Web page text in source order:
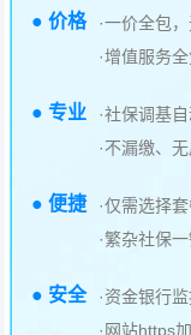
● 价格
·一价全包
·增值服务
● 专业
·社保调基
·不漏缴、
● 便捷
·仅需选择
·繁杂社保
● 安全
·资金银行
·网站https